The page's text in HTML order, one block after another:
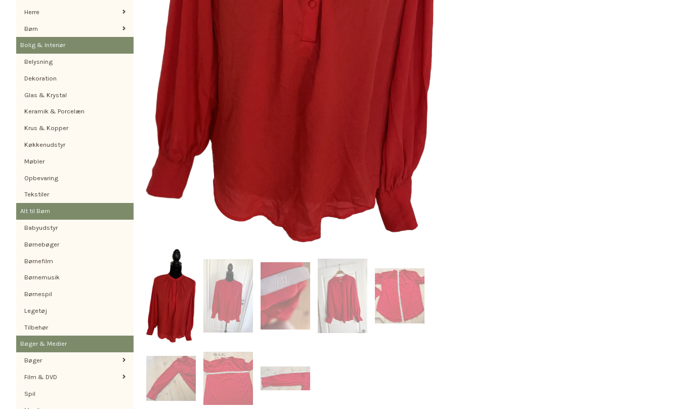
Herre
Børn
Bolig & Interiør
Belysning
Dekoration
Glas & Krystal
Keramik & Porcelæn
Krus & Kopper
Køkkenudstyr
Møbler
Opbevaring
Tekstiler
Alt til Børn
Babyudstyr
Børnebøger
Børnefilm
Børnemusik
Børnespil
Legetøj
Tilbehør
Bøger & Medier
Bøger
Film & DVD
Spil